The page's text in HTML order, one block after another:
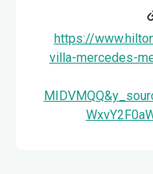
https://
villa-mercedes-